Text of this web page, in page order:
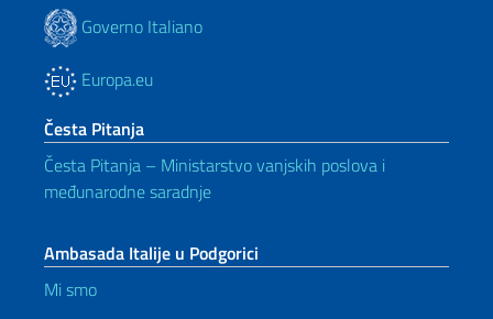
Governo Italiano
Europa.eu
Česta Pitanja
Česta Pitanja – Ministarstvo vanjskih poslova i
međunarodne saradnje
Ambasada Italije u Podgorici
Mi smo